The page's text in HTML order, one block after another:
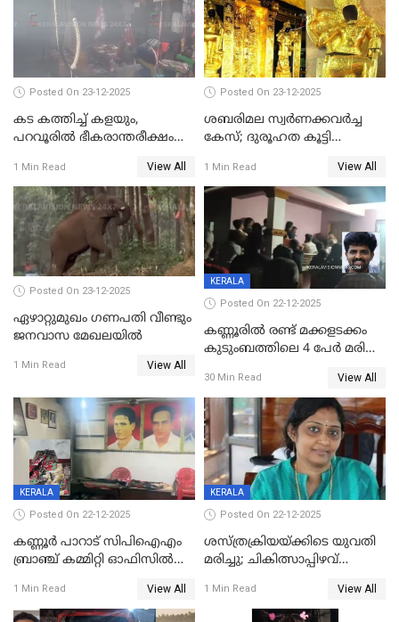
അപ്പൂപ്പനെതിരെ പോക്സോ
കേസ് ഒടുവിൽ 4 ജീവനുകൾ
പൊലിഞ്ഞു
Posted On 23-12-2025
കട കത്തിച്ച് കളയും,
പറവൂരില്‍ ഭീകരാന്തരീക്ഷം
1 Min Read View All
Posted On 23-12-2025
ശബരിമല സ്വര്‍ണക്കവര്‍ച്ച
കേസ്; ദുരൂഹത കൂട്ടി
1 Min Read View All
Posted On 23-12-2025
ഏഴാറ്റുമുഖം ഗണപതി വീണ്ടും
ജനവാസ മേഖലയിൽ
1 Min Read View All
KERALA
Posted On 22-12-2025
കണ്ണൂരിൽ രണ്ട് മക്കളടക്കം
കുടുംബത്തിലെ 4 പേർ മരിച്ച
30 Min Read View All
KERALA
Posted On 22-12-2025
കണ്ണൂർ പാറാട് സിപിഐഎം
ബ്രാഞ്ച് കമ്മിറ്റി ഓഫിസിൽ
ചിത്രങ്ങളടക്കം കത്തിയ
നിലയിൽ
1 Min Read View All
KERALA
Posted On 22-12-2025
ശസ്ത്രക്രിയയ്‌ക്കിടെ യുവതി
മരിച്ചു; ചികിത്സാപ്പിഴവ്
സംഭവം മാവേലിക്കരയിൽ
1 Min Read View All